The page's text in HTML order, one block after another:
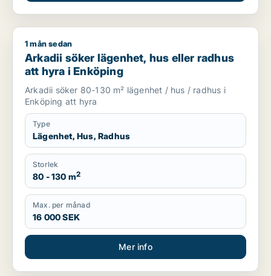
Arkadii söker lägenhet, hus eller radhus att hyra i Enköping
1 mån sedan
Arkadii söker lägenhet, hus eller radhus
att hyra i Enköping
Arkadii söker 80-130 m² lägenhet / hus / radhus i
Enköping att hyra
Type
Lägenhet, Hus, Radhus
Storlek
80 - 130 m2
Max. per månad
16 000 SEK
Mer info